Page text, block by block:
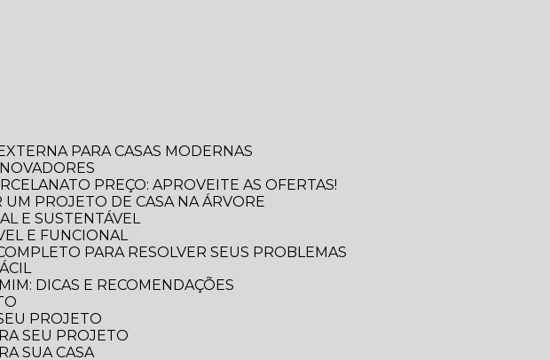
PARA CASAS MODERNAS
PREÇO: APROVEITE AS OFERTAS!
UM PROJETO DE CASA NA ÁRVORE
E SUSTENTÁVEL
E FUNCIONAL
DICAS E RECOMENDAÇÕES
PROJETO
SEU PROJETO
SUA CASA